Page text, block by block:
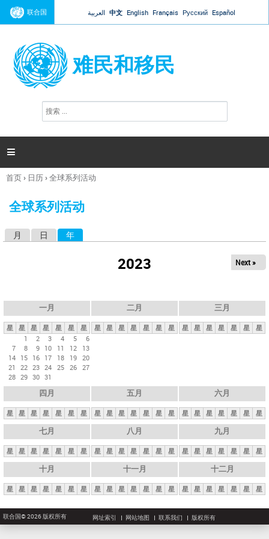
Jump to navigation
联合国 العربية 中文 English Français Русский Español
难民和移民
搜
索

你
这
首页› 日历›全球系列活动
全球系列活动
月 日 年
2023 Next »
一月
星 星 星 星 星 星
星
1
2 3 4 5
6
7
8 9 10 11 12
13
14 15 16 17 18 19 20
21
22 23 24 25 26 27
28 29 30 31
二月
星 星 星 星 星 星 星
三月
星 星 星 星 星 星 星
四月
星 星 星 星 星 星 星
五月
星 星 星 星 星 星 星
六月
星 星 星 星 星 星 星
七月
星 星 星 星 星 星 星
八月
星 星 星 星 星 星 星
九月
星 星 星 星 星 星 星
十月
星 星 星 星 星 星 星
十一月
星 星 星 星 星 星 星
十二月
星 星 星 星 星 星 星
联合国© 2026 版权所有 网址索引 网站地图 联系我们 版权所有